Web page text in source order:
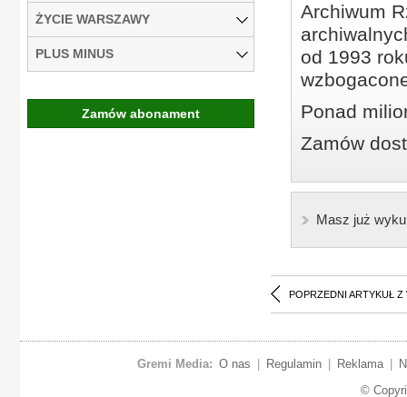
Archiwum
od 1993
Ponad
Zamów
Masz już
POPRZEDNI ARTYKUŁ Z
ŻYCIE WARSZAWY
PLUS MINUS
Zamów abonament
Gremi Media: O nas Regulamin Reklama
©